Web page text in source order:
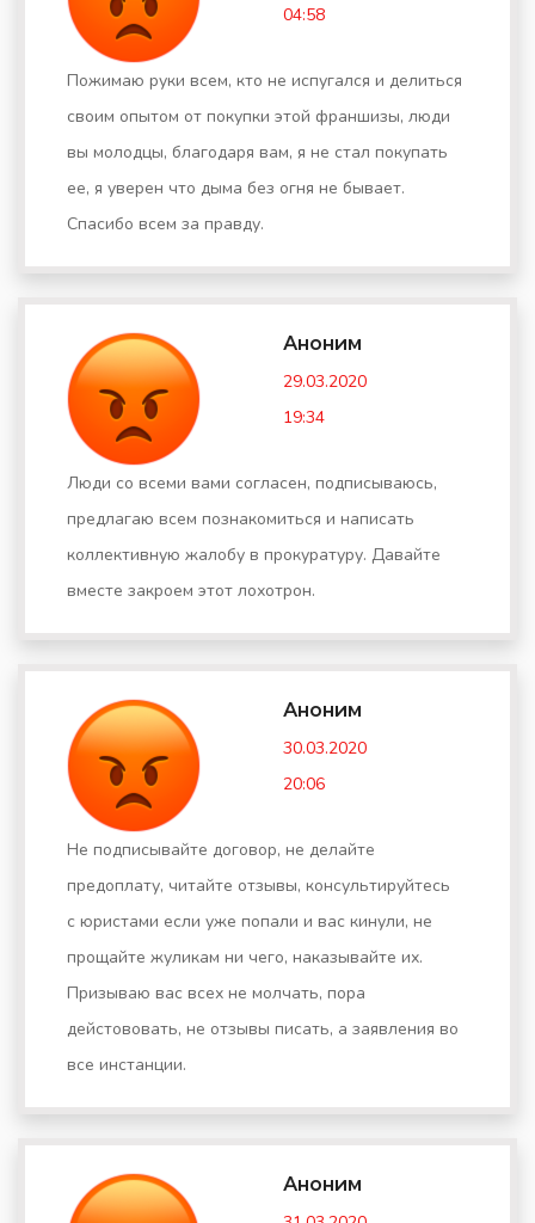
04:58
Пожимаю руки всем, кто не испугался и делиться
своим опытом от покупки этой франшизы, люди
вы молодцы, благодаря вам, я не стал покупать
ее, я уверен что дыма без огня не бывает.
Спасибо всем за правду.
Аноним
29.03.2020
19:34
Люди со всеми вами согласен, подписываюсь,
предлагаю всем познакомиться и написать
коллективную жалобу в прокуратуру. Давайте
вместе закроем этот лохотрон.
Аноним
30.03.2020
20:06
Не подписывайте договор, не делайте
предоплату, читайте отзывы, консультируйтесь
с юристами если уже попали и вас кинули, не
прощайте жуликам ни чего, наказывайте их.
Призываю вас всех не молчать, пора
дейстововать, не отзывы писать, а заявления во
все инстанции.
Аноним